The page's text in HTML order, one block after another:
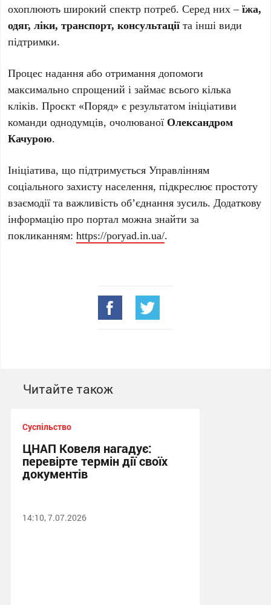
охоплюють широкий спектр потреб. Серед них –їжа,
одяг, ліки, транспорт, консультації та інші види
підтримки.
Процес надання або отримання допомоги
максимально спрощений і займає всього кілька
кліків. Проєкт «Поряд» є результатом ініціативи
команди однодумців, очолюваної Олександром
Качурою.
Ініціатива, що підтримується Управлінням
соціального захисту населення, підкреслює простоту
взаємодії та важливість об’єднання зусиль. Додаткову
інформацію про портал можна знайти за
покликанням:https://poryad.in.ua/.
Читайте також
Суспільство
ЦНАП Ковеля нагадує:
перевірте термін дії своїх
документів
14:10, 7.07.2026